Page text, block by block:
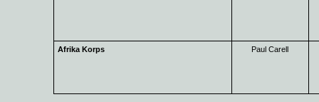
Afrika Korps Paul Carell